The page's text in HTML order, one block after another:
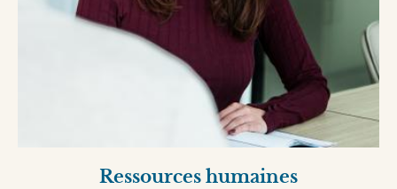
Ressources humaines